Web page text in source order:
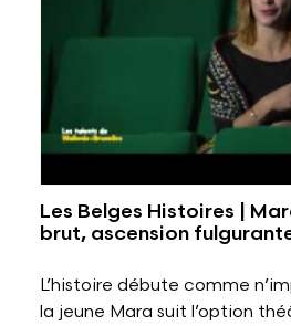
Les Belges Histoires |
brut, ascension
L’histoire débute comme
la jeune Mara suit l’option